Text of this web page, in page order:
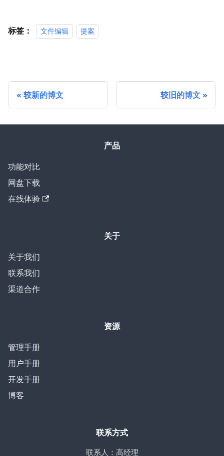
标签： 文件编辑 提案
较新的博文 较旧的博文
产品
功能对比
网盘下载
在线体验
关于
关于我们
联系我们
渠道合作
资源
管理手册
用户手册
开发手册
博客
联系方式
联系人：高经理